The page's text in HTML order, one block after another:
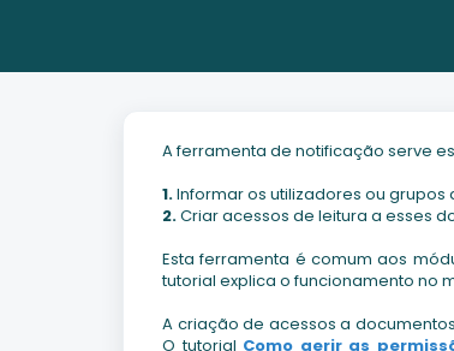
A ferramenta de notificação serve
1.Informar os utilizadores ou
2.Criar acessos de leitura a esses
Esta ferramenta é comum aos
tutorial explica o funcionamento no
A criação de acessos a
O tutorial Como gerir as